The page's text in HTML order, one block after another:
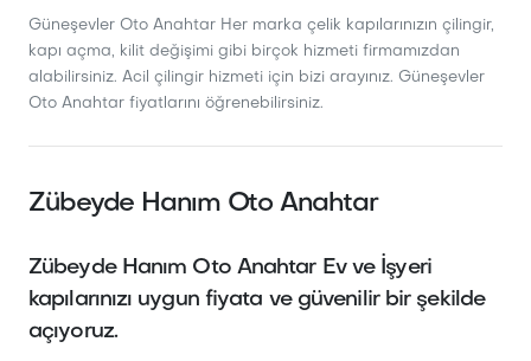
Güneşevler Oto Anahtar Her marka çelik kapılarınızın çilingir,
kapı açma, kilit değişimi gibi birçok hizmeti firmamızdan
alabilirsiniz. Acil çilingir hizmeti için bizi arayınız. Güneşevler
Oto Anahtar fiyatlarını öğrenebilirsiniz.
Zübeyde Hanım Oto Anahtar
Zübeyde Hanım Oto Anahtar Ev ve İşyeri
kapılarınızı uygun fiyata ve güvenilir bir şekilde
açıyoruz.